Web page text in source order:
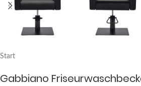
Start
Gabbiano